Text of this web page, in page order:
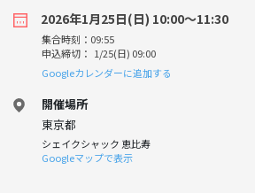
2026年1月25日(日) 10:00〜11:30
集合時刻：09:55
申込締切： 1/25(日) 09:00
Googleカレンダーに追加する
開催場所
東京都
シェイクシャック 恵比寿
Googleマップで表示